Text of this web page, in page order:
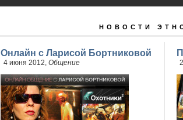
НОВОСТИ
Онлайн с Ларисой Бортниковой
4 июня 2012, Общение